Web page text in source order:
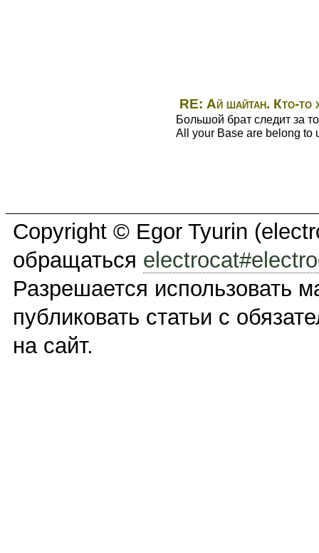
RE: Ай шайтан. Кто-то
Большой брат следит за
All your Base are belong to
Copyright © Egor Tyurin
обращаться
Разрешается использовать
публиковать статьи с
на сайт.